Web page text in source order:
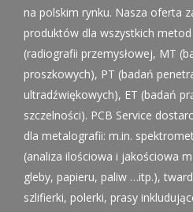
na polskim rynku. Nasza oferta
produktów dla wszystkich
(radiografii przemysłowej, MT
proszkowych), PT (badań
ultradźwiękowych), ET (badań
szczelności). PCB Service
dla metalografii: m.in.
(analiza ilościowa i jakościowa
gleby, papieru, paliw …itp.),
szlifierki, polerki, prasy